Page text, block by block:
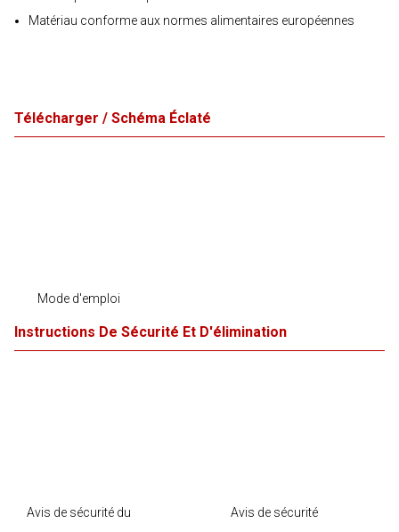
Matériau conforme aux normes alimentaires européennes
Télécharger / Schéma Éclaté
Mode d'emploi
Instructions De Sécurité Et D'élimination
Avis de sécurité du
Avis de sécurité